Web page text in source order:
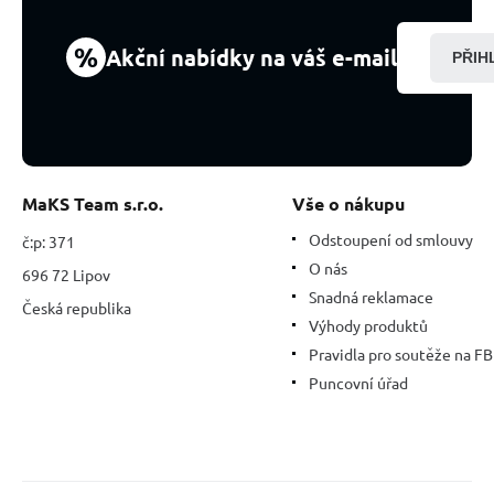
mm,
kámen
% Akční nabídky na váš e-mail
MaKS Team s.r.o.
č:p: 371
696 72 Lipov
Česká republika
Vše o nákupu
Odstoupení od smlouvy
O nás
Snadná reklamace
Výhody produktů
Pravidla pro soutěže na FB
Puncovní úřad